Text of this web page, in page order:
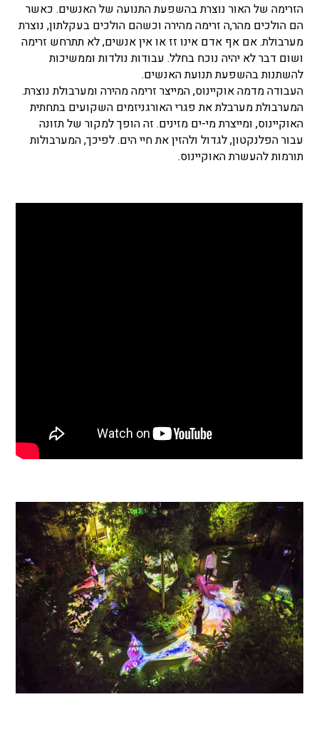
הזרימה של האור נוצרת בהשפעת התנועה של האנשים. כאשר
הם הולכים מהר,ה זרימה מהירה וכשהם הולכים בעקלתון, נוצרת
מערבולת. אם אף אדם אינו זז או אין אנשים, לא תתרחש זרימה
ושום דבר לא יהיה נוכח בחלל. עבודות נולדות וממשיכות
להשתנות בהשפעת תנועת האנשים.
העבודה מדמה אוקיינוס, המייצר זרימה מהירה ומערבולת נוצרת.
המערבולת מערבלת את פגרי האורגניזמים השקועים בתחתית
האוקיינוס, ומייצרת מי-ים מזינים. זה הופך למקור של תזונה
עבור הפלנקטון, לגדול ולהזין את חיי הים. לפיכך, המערבולות
תורמות להעשרת האוקיינוס.